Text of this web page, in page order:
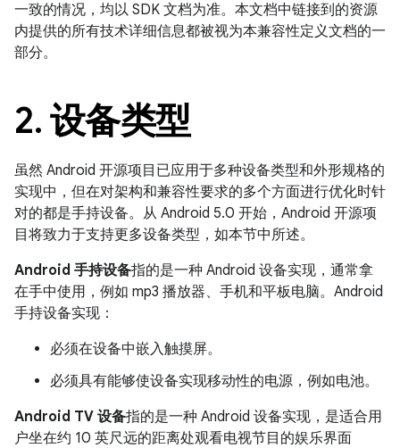
一致的情况，均以 SDK 文档为准。本文档中链接到的资源
内提供的所有技术详细信息都被视为本兼容性定义文档的一
部分。
2. 设备类型
虽然 Android 开源项目已应用于多种设备类型和外形规格的
实现中，但在对架构和兼容性要求的多个方面进行优化时针
对的都是手持设备。从 Android 5.0 开始，Android 开源项
目将致力于支持更多设备类型，如本节中所述。
Android 手持设备指的是一种 Android 设备实现，通常拿
在手中使用，例如 mp3 播放器、手机和平板电脑。Android
手持设备实现：
必须在设备中嵌入触摸屏。
必须具有能够使设备实现移动性的电源，例如电池。
Android TV 设备指的是一种 Android 设备实现，是适合用
户坐在约 10 英尺远的距离处观看电视节目的娱乐界面